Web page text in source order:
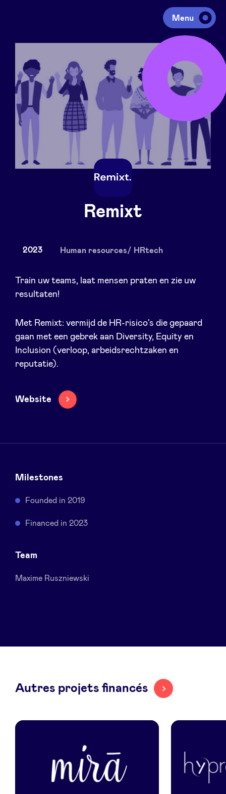
Menu
Investir
Lever des fonds
Portfolio
Agenda
À propos
Actualités
BeAngels Academy
BeAngels Luxembourg
NXT Brussels - Groupe d'investissement
BeAngels x PMV
My Portofolio
Remixt
2023 Human resources/ HRtech
Train uw teams, laat mensen praten en zie uw
resultaten!
Met Remixt: vermijd de HR-risico's die gepaard
gaan met een gebrek aan Diversity, Equity en
Inclusion (verloop, arbeidsrechtzaken en
reputatie).
Website
Milestones
Founded in 2019
Financed in 2023
Team
Maxime Ruszniewski
Autres projets financés